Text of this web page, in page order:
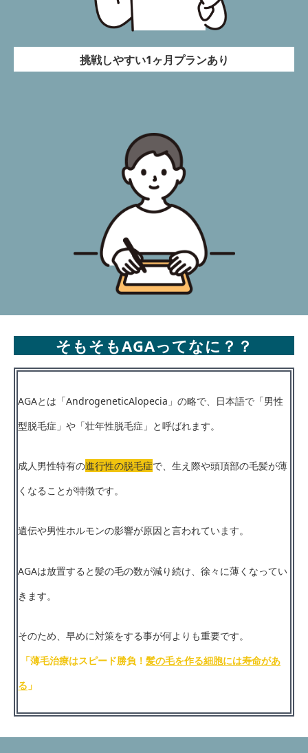
挑戦しやすい1ヶ月プランあり
そもそもAGAってなに？？
AGAとは「AndrogeneticAlopecia」の略で、日本語で「男性
型脱毛症」や「壮年性脱毛症」と呼ばれます。
成人男性特有の進行性の脱毛症で、生え際や頭頂部の毛髪が薄
くなることが特徴です。
遺伝や男性ホルモンの影響が原因と言われています。
AGAは放置すると髪の毛の数が減り続け、徐々に薄くなってい
きます。
そのため、早めに対策をする事が何よりも重要です。
「薄毛治療はスピード勝負！ 髪の毛を作る細胞には寿命があ
る 」